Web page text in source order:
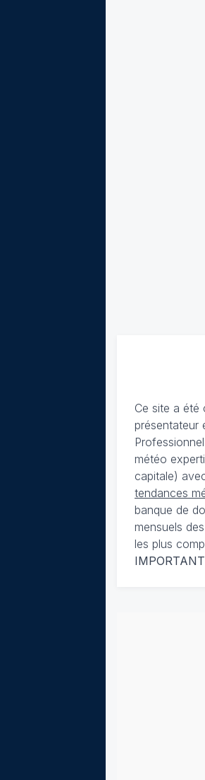
Ce site a été
présentateur
météo
capitale)
tendances
banque de
mensuels
les plus